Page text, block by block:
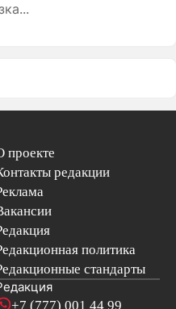
проекте
редакции
политика
стандарты
+7 (777) 001 44 99